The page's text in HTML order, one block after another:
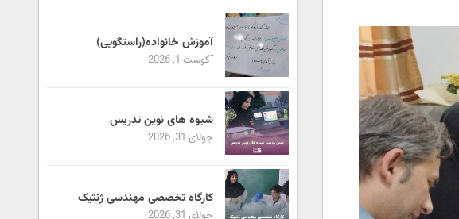
آموزش خانواده(راستگویی)
آگوست 1, 2026
شیوه های نوین تدریس
جولای 31, 2026
کارگاه تخصصی مهندسی ژنتیک
جولای 31, 2026